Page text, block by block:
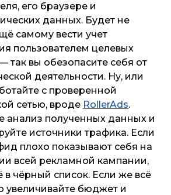
его браузере и
данных. Будет не
самому вести учет
пользователем целевых
так вы обезопасите себя от
деятельности. Ну, или
с проверенной
сетью, вроде RollerAds.
анализ полученных данных и
источники трафика. Если
плохо показывают себя на
всей рекламной кампании,
в чёрный список. Если же всё
увеличивайте бюджет и